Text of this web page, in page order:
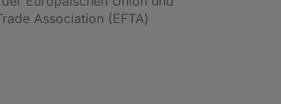
Association (EFTA)